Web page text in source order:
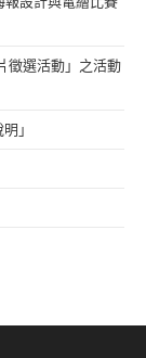
徵選活動」之活動
」